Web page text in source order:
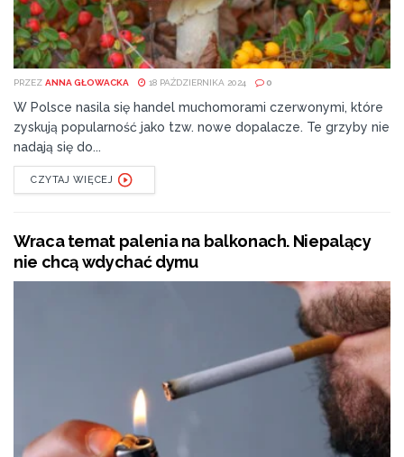
PRZEZ ANNA GŁOWACKA 18 PAŹDZIERNIKA 2024 0
W Polsce nasila się handel muchomorami czerwonymi, które
zyskują popularność jako tzw. nowe dopalacze. Te grzyby nie
nadają się do...
CZYTAJ WIĘCEJ
Wraca temat palenia na balkonach. Niepalący
nie chcą wdychać dymu